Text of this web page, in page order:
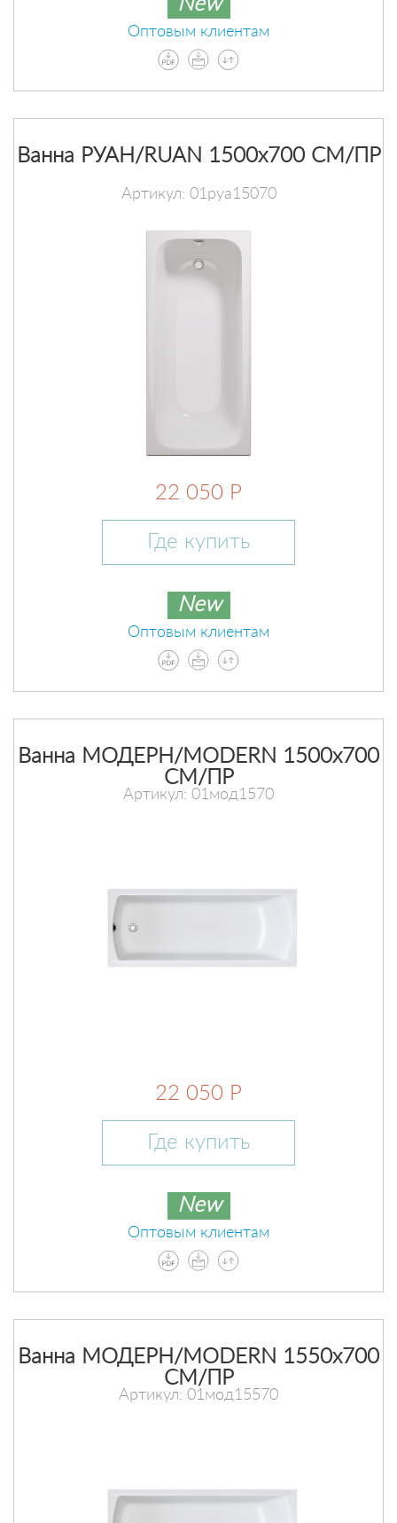
New
Оптовым клиентам
Ванна РУАН/RUAN 1500х700 СМ/ПР
Артикул: 01руа15070
22 050 Р
Где купить
New
Оптовым клиентам
Ванна МОДЕРН/MODERN 1500х700
СМ/ПР
Артикул: 01мод1570
22 050 Р
Где купить
New
Оптовым клиентам
Ванна МОДЕРН/MODERN 1550х700
СМ/ПР
Артикул: 01мод15570